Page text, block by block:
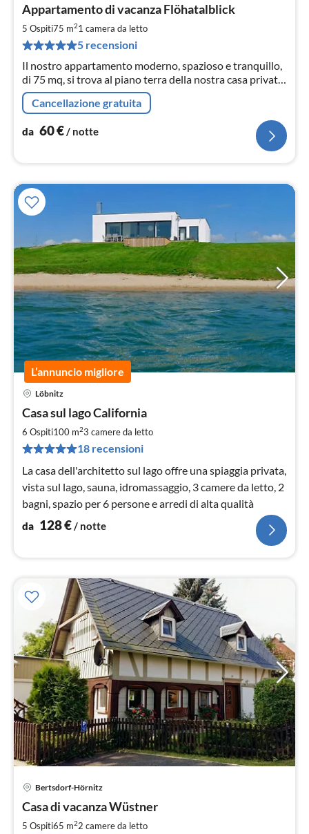
Appartamento di vacanza Flöhatalblick
5 Ospiti75 m21 camera da letto
5 recensioni
Il nostro appartamento moderno, spazioso e tranquillo,
di 75 mq, si trova al piano terra della nostra casa privata
con una splendida vista sulla valle del Flöha.
Cancellazione gratuita
da 60€/ notte
L’annuncio migliore
Löbnitz
Casa sul lago California
6 Ospiti100 m23 camere da letto
18 recensioni
La casa dell'architetto sul lago offre una spiaggia privata,
vista sul lago, sauna, idromassaggio, 3 camere da letto, 2
bagni, spazio per 6 persone e arredi di alta qualità
da 128€ / notte
Bertsdorf-Hörnitz
Casa di vacanza Wüstner
5 Ospiti65 m22 camere da letto